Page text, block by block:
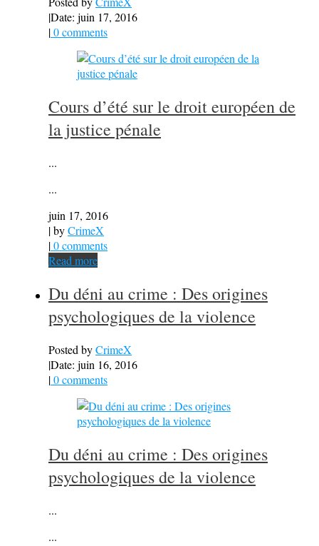
|Date: juin 17, 2016
|0 comments
Cours d’été sur le droit européen de
la justice pénale
...
...
juin 17, 2016
| byCrimeX
|0 comments
Read more
Du déni au crime : Des origines
psychologiques de la violence
Posted byCrimeX
|Date: juin 16, 2016
|0 comments
Du déni au crime : Des origines
psychologiques de la violence
...
...